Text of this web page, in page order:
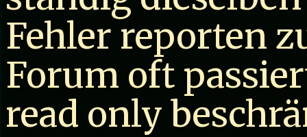
Fehler reporten
Forum oft
read only